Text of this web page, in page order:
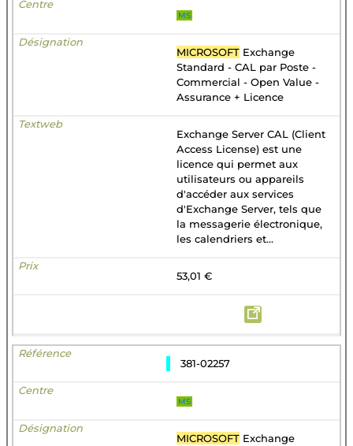
MS
MICROSOFT Exchange
Standard - CAL par Poste -
Commercial - Open Value -
Assurance + Licence
Exchange Server CAL (Client
Access License) est une
licence qui permet aux
utilisateurs ou appareils
d'accéder aux services
d'Exchange Server, tels que
la messagerie électronique,
les calendriers et...
53,01 €
381-02257
MS
MICROSOFT Exchange